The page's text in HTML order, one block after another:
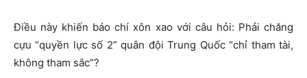
Điều này khiến báo chí xôn xao với câu hỏi: Phải chăng
cựu “quyền lực số 2” quân đội Trung Quốc “chỉ tham tài,
không tham sắc”?